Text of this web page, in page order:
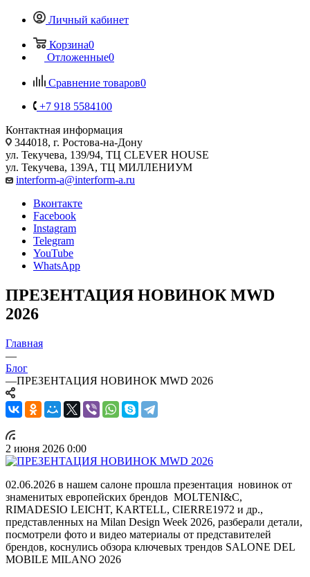
Личный кабинет
Корзина0
Отложенные0
Сравнение товаров0
+7 918 5584100
Контактная информация
344018, г. Ростова-на-Дону
ул. Текучева, 139/94, ТЦ CLEVER HOUSE
ул. Текучева, 139А, ТЦ МИЛЛЕНИУМ
interform-a@interform-a.ru
Вконтакте
Facebook
Instagram
Telegram
YouTube
WhatsApp
ПРЕЗЕНТАЦИЯ НОВИНОК MWD
2026
Главная
—
Блог
—ПРЕЗЕНТАЦИЯ НОВИНОК MWD 2026
2 июня 2026 0:00
02.06.2026 в нашем салоне прошла презентация новинок от
знаменитых европейских брендов MOLTENI&C,
RIMADESIO LEICHT, KARTELL, CIERRE1972 и др.,
представленных на Milan Design Week 2026, разберали детали,
посмотрели фото и видео материалы от представителей
брендов, коснулись обзора ключевых трендов SALONE DEL
MOBILE MILANO 2026